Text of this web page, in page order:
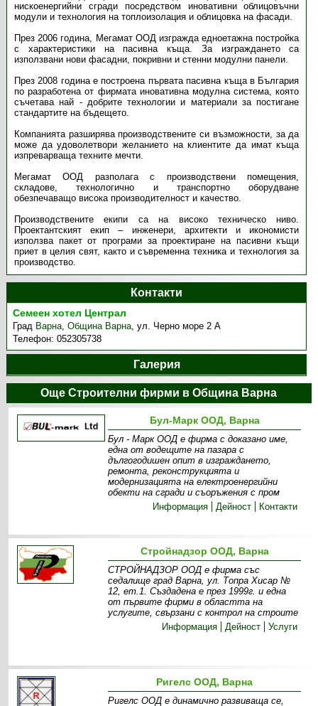
нискоенергийни сгради посредством иновативни облицовъчни
модули и технология на топлоизолация и облицовка на фасади.
През 2006 година, Мегамат ООД изгражда едноетажна постройка
с характеристики на пасивна къща. За изграждането са
използвани нови фасадни, покривни и стенни модулни панели.
През 2008 година е построена първата пасивна къща в България
по разработена от фирмата иновативна модулна система, която
съчетава най - добрите технологии и материали за постигане
стандартите на бъдещето.
Компанията разширява производствените си възможности, за да
може да удоволетвори желанието на клиентите да имат къща
изпреварваща техните мечти.
Мегамат ООД разполага с производствени помещения,
складове, технологично и транспортно оборудване
обезпечаващо висока производителност и качество.
Производствените екипи са на високо техническо ниво.
Проектантският екип – инженери, архитекти и икономисти
използва пакет от програми за проектиране на пасивни къщи
приет в целия свят, както и съвременна техника и технология за
производство.
Контакти
Семеен хотел Централ
Град Варна,Община Варна,ул. Черно море 2 A
Телефон:052305738
Галерия
Още Строителни фирми в Община Варна
Бул-Марк ООД, Варна
Бул - Марк ООД е фирма с доказано име,
една от водещите на пазара с
дългогодишен опит в изграждането,
ремонта, реконструкцията и
модернизацията на електроенергийни
обекти на сгради и съоръжения с пром
Информация
Дейност Контакти
Стройнадзор ООД, Варна
СТРОЙНАДЗОР ООД е фирма със
седалище град Варна, ул. Топра Хисар №
12, ет.1. Създадена е през 1999г. и една
от първите фирми в областта на
услугите, свързани с контрол на строите
Информация
Дейност Услуги
Ригелс ООД, Варна
Ригелс ООД е динамично развиваща се,